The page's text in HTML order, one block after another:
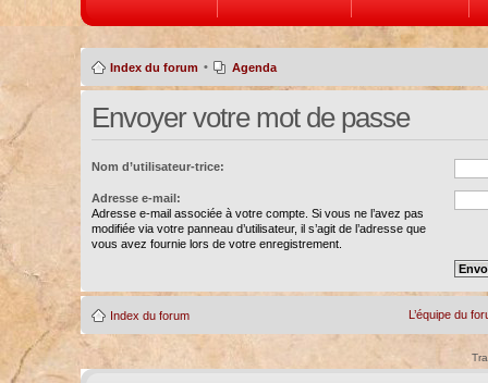
Index du forum • Agenda
Envoyer votre mot de passe
Nom d’utilisateur-trice:
Adresse e-mail:
Adresse e-mail associée à votre compte. Si vous ne l’avez pas
modifiée via votre panneau d’utilisateur, il s’agit de l’adresse que
vous avez fournie lors de votre enregistrement.
Index du forum L’équipe du